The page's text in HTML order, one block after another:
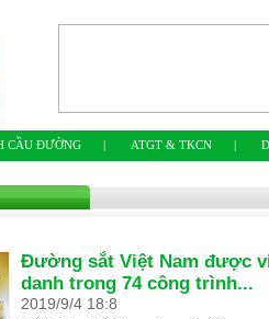
CẦU ĐƯỜNG | ATGT & TKCN |
Đường sắt Việt Nam được
danh trong 74 công trình...
2019/9/4 18:8